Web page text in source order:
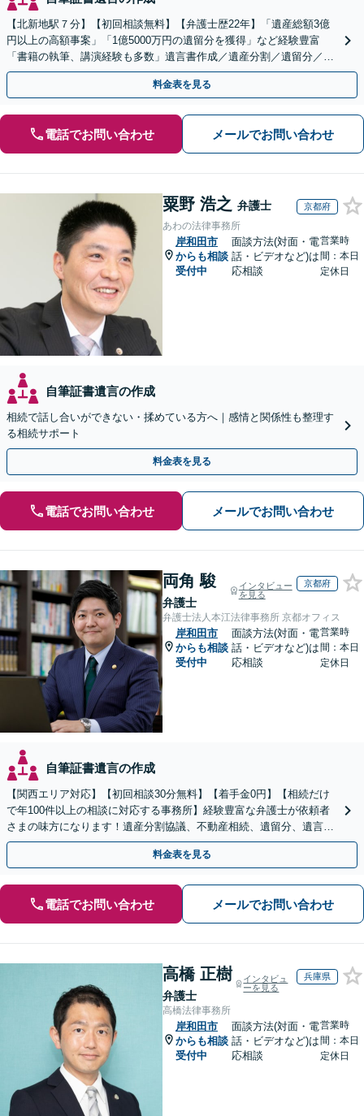
【北新地駅７分】【初回相談無料】【弁護士歴22年】「遺産総額3億
円以上の高額事案」「1億5000万円の遺留分を獲得」など経験豊富
「書籍の執筆、講演経験も多数」遺言書作成／遺産分割／遺留分／相
続放棄など【休日・夜間面談可】【完全個室対応】
料金表を見る
電話でお問い合わせ メールでお問い合わせ
粟野 浩之 弁護士 京都府
あわの法律事務所
岸和田市
からも相談
受付中
面談方法(対面・電
話・ビデオなど)は
応相談
営業時
間：本日
定休日
自筆証書遺言の作成
相続で話し合いができない・揉めている方へ｜感情と関係性も整理す
る相続サポート
料金表を見る
電話でお問い合わせ メールでお問い合わせ
両角 駿
弁護士
インタビュー
を見る
京都府
弁護士法人本江法律事務所 京都オフィス
岸和田市
からも相談
受付中
面談方法(対面・電
話・ビデオなど)は
応相談
営業時
間：本日
定休日
自筆証書遺言の作成
【関西エリア対応】【初回相談30分無料】【着手金0円】【相続だけ
で年100件以上の相談に対応する事務所】経験豊富な弁護士が依頼者
さまの味方になります！遺産分割協議、不動産相続、遺留分、遺言書
の作成など【烏丸御池駅7分】
料金表を見る
電話でお問い合わせ メールでお問い合わせ
高橋 正樹
弁護士
インタビュ
ーを見る
兵庫県
高橋法律事務所
岸和田市
からも相談
受付中
面談方法(対面・電
話・ビデオなど)は
応相談
営業時
間：本日
定休日